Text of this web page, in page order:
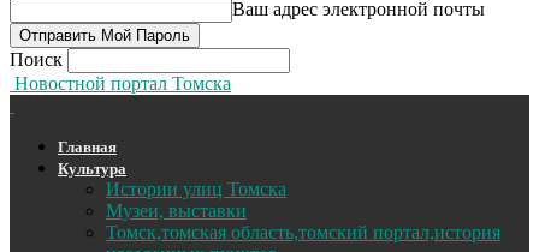
Ваш адрес электронной почты
Поиск
Новостной портал Томска
Главная
Культура
Истории улиц Томска
Музеи, выставки
Томск,томская область,томский портал,история